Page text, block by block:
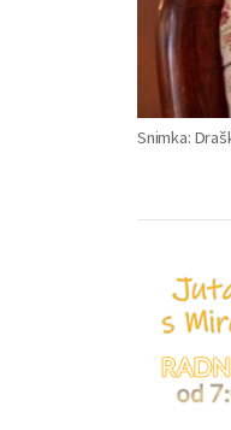
Snimka: